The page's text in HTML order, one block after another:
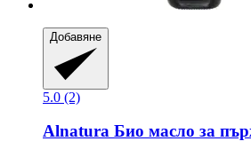
Добавяне
5.0 (2)
Alnatura Био масло за